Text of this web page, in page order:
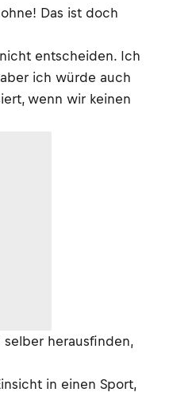
Das ist doch
entscheiden. Ich
ich würde auch
wenn wir keinen
selber herausfinden,
in einen Sport,